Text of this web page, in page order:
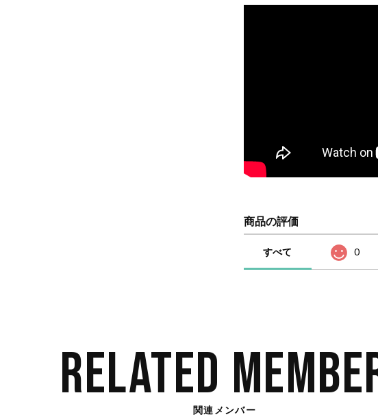
商品の評価
すべて 0
RELATED
関連メンバー